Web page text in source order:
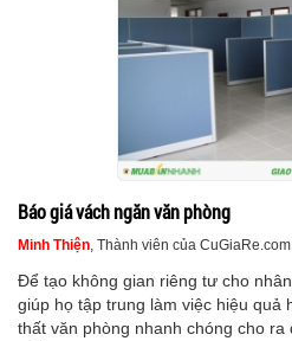
Báo giá vách ngăn văn phòng
Minh Thiện, Thành viên của CuGiaRe.com
Để tạo không gian riêng tư cho
giúp họ tập trung làm việc hiệu quả
thất văn phòng nhanh chóng cho ra